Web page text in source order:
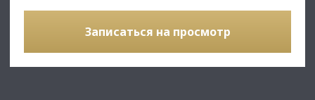
Записаться на просмотр